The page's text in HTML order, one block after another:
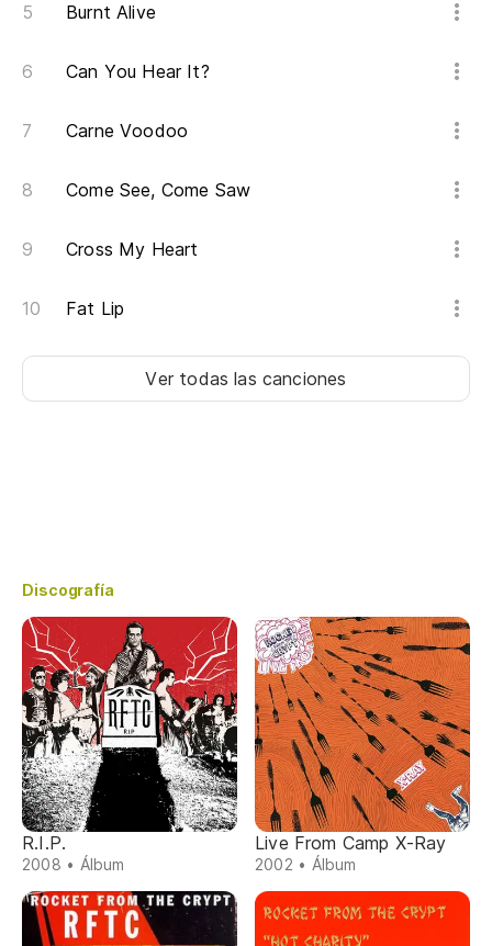
Burnt Alive
Can You Hear It?
Carne Voodoo
Come See, Come Saw
Cross My Heart
Fat Lip
Ver todas las canciones
Discografía
R.I.P.
2008 • Álbum
Live From Camp X-Ray
2002 • Álbum